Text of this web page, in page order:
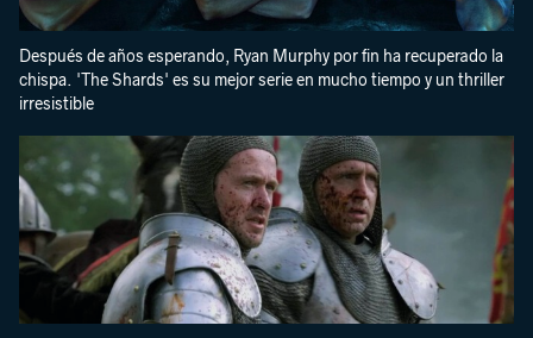
Después de años esperando, Ryan Murphy por fin ha recuperado la
chispa. 'The Shards' es su mejor serie en mucho tiempo y un thriller
irresistible